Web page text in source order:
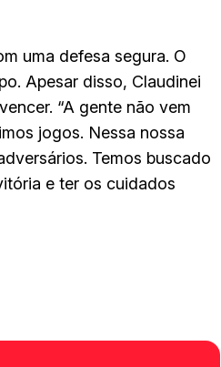
uma defesa segura. O
Apesar disso, Claudinei
“A gente não vem
jogos. Nessa nossa
Temos buscado
e ter os cuidados